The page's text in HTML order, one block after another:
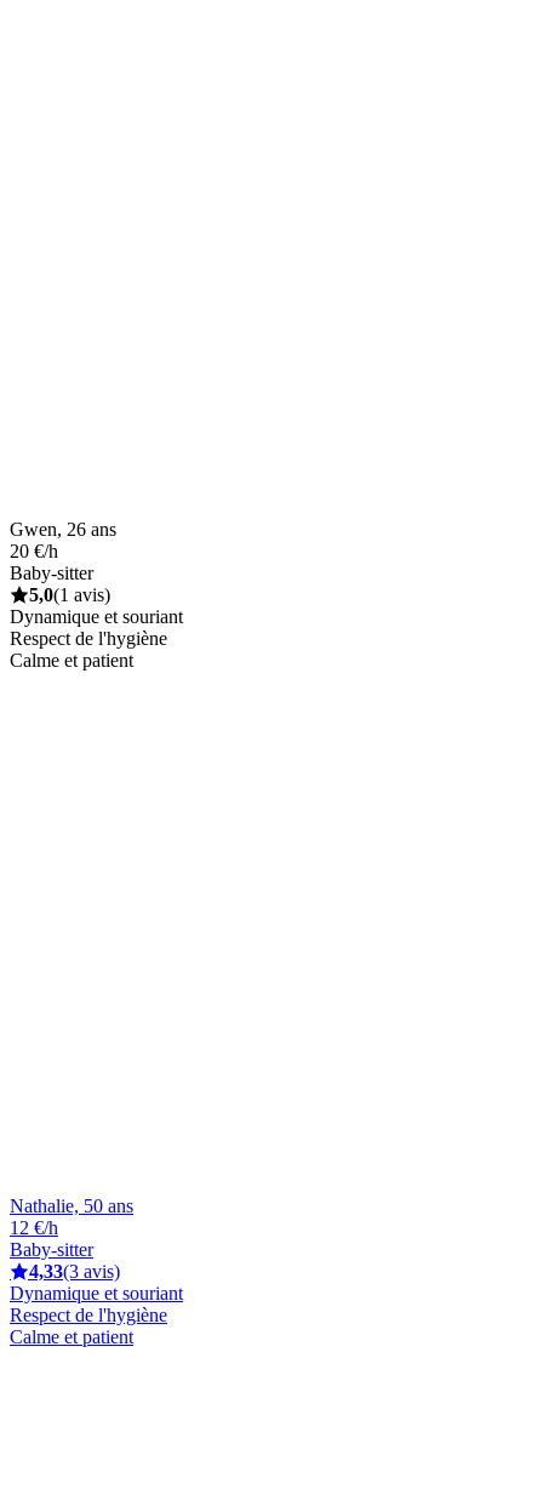
Gwen, 26 ans
20 €/h
Baby-sitter
5,0(1 avis)
Dynamique et souriant
Respect de l'hygiène
Calme et patient
Nathalie, 50 ans
12 €/h
Baby-sitter
4,33(3 avis)
Dynamique et souriant
Respect de l'hygiène
Calme et patient